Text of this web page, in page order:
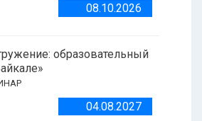
08.10.2026
образовательный
04.08.2027